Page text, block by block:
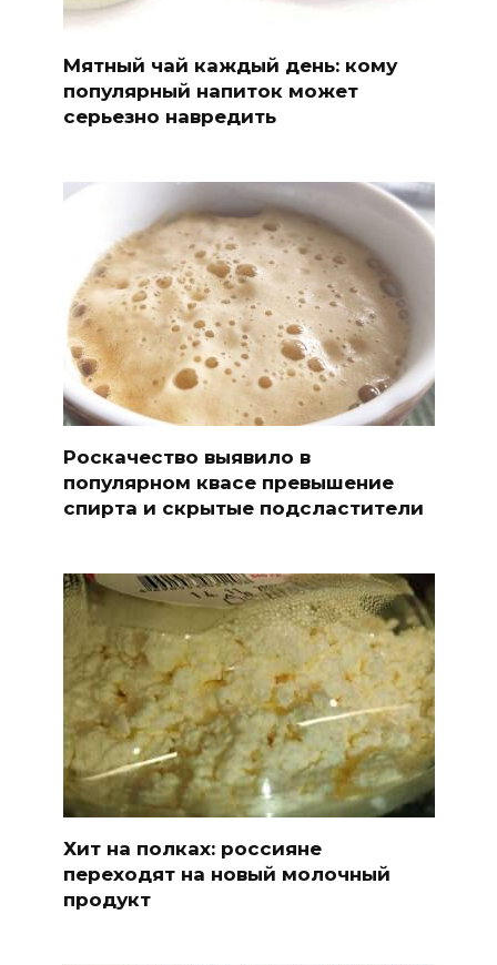
Мятный чай каждый день: кому
популярный напиток может
серьезно навредить
Роскачество выявило в
популярном квасе превышение
спирта и скрытые подсластители
Хит на полках: россияне
переходят на новый молочный
продукт